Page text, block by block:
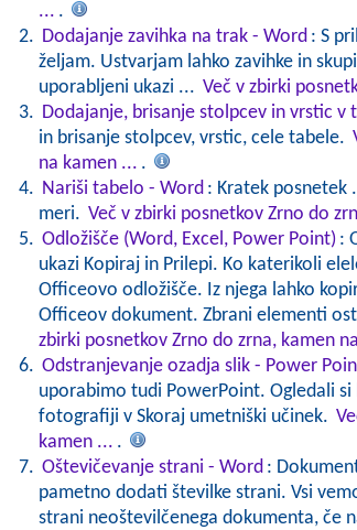
... .
Dodajanje zavihka na trak - Word : S
željam. Ustvarjam lahko zavihke in
uporabljeni ukazi ... Več v zbirki
Dodajanje, brisanje stolpcev in vrstic v
in brisanje stolpcev, vrstic, cele tabele.
na kamen ... .
Nariši tabelo - Word : Kratek posnetek
meri. Več v zbirki posnetkov Zrno do
Odložišče (Word, Excel, Power Point) :
ukazi Kopiraj in Prilepi. Ko katerikoli
Officeovo odložišče. Iz njega lahko
Officeov dokument. Zbrani elementi
zbirki posnetkov Zrno do zrna, kamen
Odstranjevanje ozadja slik - Power
uporabimo tudi PowerPoint. Ogledali
fotografiji v Skoraj umetniški učinek.
kamen ... .
Oštevičevanje strani - Word :
pametno dodati številke strani. Vsi
strani neoštevilčenega dokumenta, če